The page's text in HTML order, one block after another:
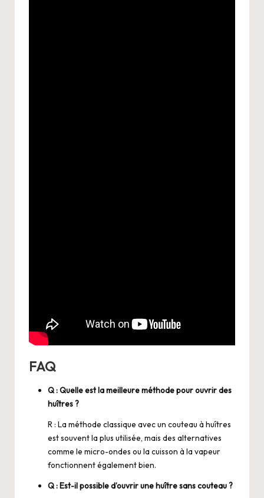
FAQ
Q : Quelle est la meilleure méthode pour ouvrir des
huîtres ?
R : La méthode classique avec un couteau à huîtres
est souvent la plus utilisée, mais des alternatives
comme le micro-ondes ou la cuisson à la vapeur
fonctionnent également bien.
Q : Est-il possible d’ouvrir une huître sans couteau ?